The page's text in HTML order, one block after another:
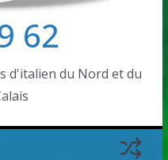
62
d'italien du Nord et du